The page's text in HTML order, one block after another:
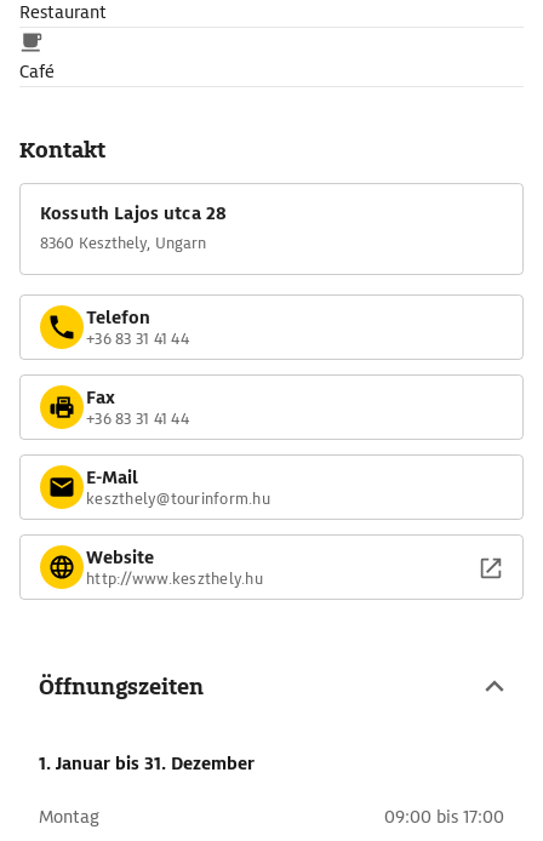
Restaurant
Café
Kontakt
Kossuth Lajos utca 28
8360 Keszthely, Ungarn
Telefon
+36 83 31 41 44
Fax
+36 83 31 41 44
E-Mail
keszthely@tourinform.hu
Website
http://www.keszthely.hu
Öffnungszeiten
1. Januar bis 31. Dezember
Montag 09:00 bis 17:00